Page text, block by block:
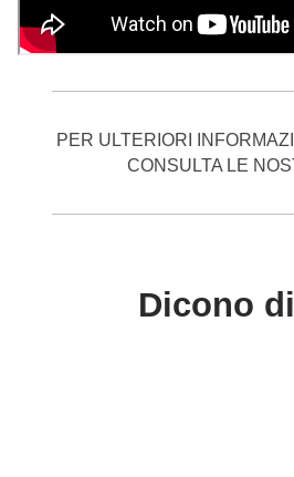
PER ULTERIORI
CONSULTA LE
Dicono